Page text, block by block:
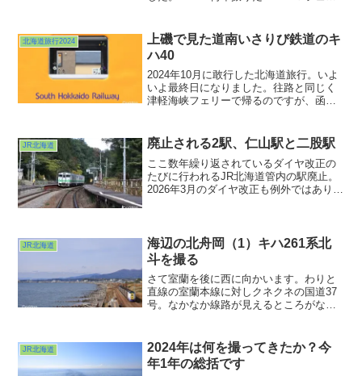
北斗を目指したのですが・・・こっちの
車、飛ばしてるなぁ。
北海道旅行2024
上磯で見た道南いさりび鉄道のキ
ハ40
2024年10月に敢行した北海道旅行。いよ
いよ最終日になりました。往路と同じく
津軽海峡フェリーで帰るのですが、函館
間。というわけでストレートに港に向か
わず寄り道して見ました。
JR北海道 廃止される2駅、仁山駅と二股駅
ここ数年繰り返されているダイヤ改正の
たびに行われるJR北海道管内の駅廃止。
2026年3月のダイヤ改正も例外ではありま
JR北海道
海辺の北舟岡（1）キハ261系北
斗を撮る
さて室蘭を後に西に向かいます。わりと
直線の室蘭本線に対しクネクネの国道37
号。なかなか線路が見えるところがない
岡。ちょうどDECMOがやってきました。
JR北海道
2024年は何を撮ってきたか？今
年1年の総括です